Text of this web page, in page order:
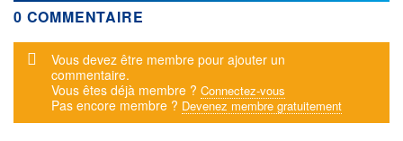
0 COMMENTAIRE
Message d'alerte
Vous devez être membre pour ajouter un
commentaire.
Vous êtes déjà membre ? Connectez-vous
Pas encore membre ? Devenez membre gratuitement